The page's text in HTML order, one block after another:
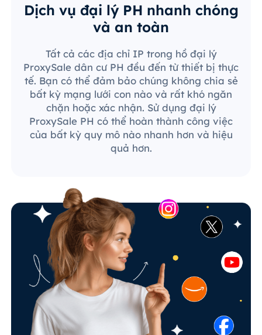
Dịch vụ đại lý PH nhanh chóng
và an toàn
Tất cả các địa chỉ IP trong hồ đại lý
ProxySale dân cư PH đều đến từ thiết bị thực
tế. Bạn có thể đảm bảo chúng không chia sẻ
bất kỳ mạng lưới con nào và rất khó ngăn
chặn hoặc xác nhận. Sử dụng đại lý
ProxySale PH có thể hoàn thành công việc
của bất kỳ quy mô nào nhanh hơn và hiệu
quả hơn.